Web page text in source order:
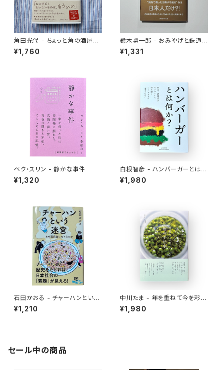
角田光代 - ちょっと角の酒屋ま
で
¥1,760
鈴木勇一郎 - おみやげと鉄道
「名物」が語る日本近代史
¥1,331
ペク・スリン - 静かな事件
¥1,320
白根智彦 - ハンバーガーとは何
か？
¥1,980
石田かおる - チャーハンという
迷宮 なぜ国民食になったのか
¥1,210
中川たま - 年を重ねて今を彩る
暦の手仕事
¥1,980
セール中の商品